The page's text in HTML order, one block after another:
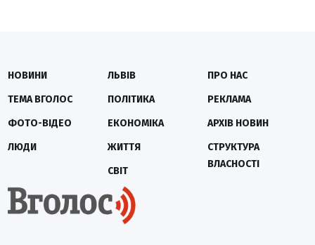
НОВИНИ
ТЕМА ВГОЛОС
ФОТО-ВІДЕО
ЛЮДИ
ЛЬВІВ
ПОЛІТИКА
ЕКОНОМІКА
ЖИТТЯ
СВІТ
ПРО НАС
РЕКЛАМА
АРХІВ НОВИН
СТРУКТУРА
ВЛАСНОСТІ